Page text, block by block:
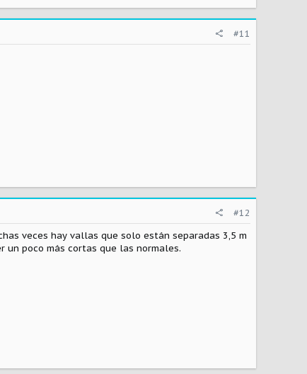
#11
#12
veces hay vallas que solo están separadas 3,5 m
poco más cortas que las normales.